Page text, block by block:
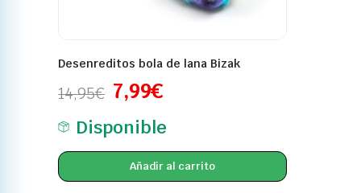
Desenreditos bola de lana Bizak
14,95€ 7,99€
Disponible
Añadir al carrito